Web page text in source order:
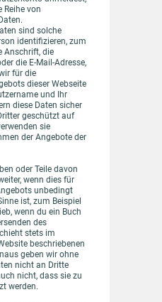
Reihe von
sind solche
identifizieren, zum
Anschrift, die
die E-Mail-Adresse,
für die
dieser Webseite
und Ihr
diese Daten sicher
geschützt auf
sie
der Angebote der
oder Teile davon
wenn dies für
unbedingt
ist, zum Beispiel
wenn du ein Buch
des
stets im
beschriebenen
geben wir ohne
nicht an Dritte
nicht, dass sie zu
werden.